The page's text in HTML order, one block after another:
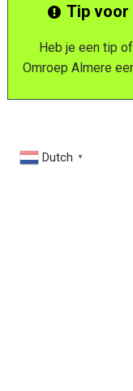
Tip voor
Heb je een tip
Omroep Almere
Dutch ▼